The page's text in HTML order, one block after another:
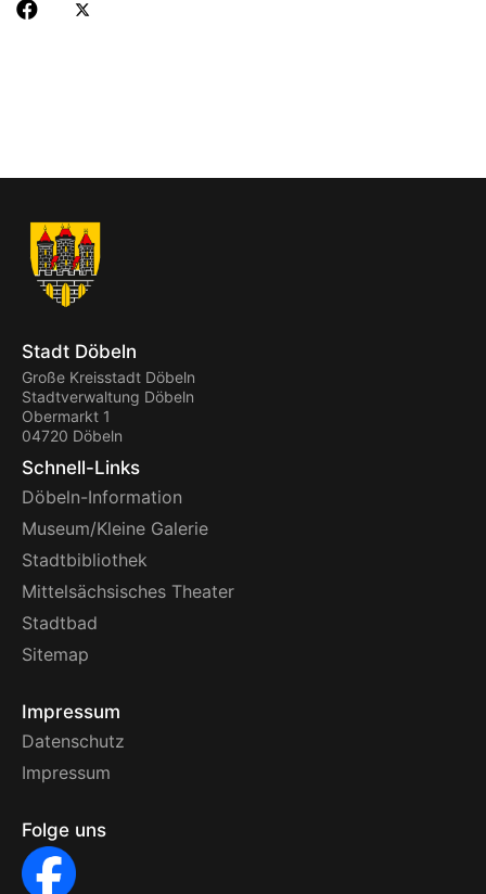
Stadt Döbeln
Große Kreisstadt Döbeln
Stadtverwaltung Döbeln
Obermarkt 1
04720 Döbeln
Schnell-Links
Döbeln-Information
Museum/Kleine Galerie
Stadtbibliothek
Mittelsächsisches Theater
Stadtbad
Sitemap
Impressum
Datenschutz
Impressum
Folge uns